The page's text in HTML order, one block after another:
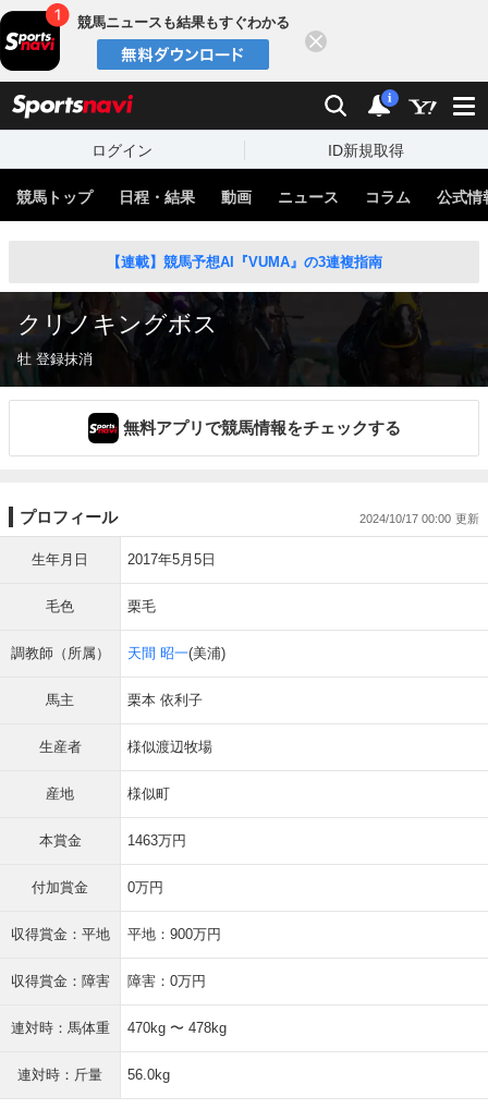
競馬ニュースも結果もすぐわかる
検索 通知
i
ログイン ID新規取得
競馬トップ 日程・結果 動画 ニュース コラム 公式情
【連載】競馬予想AI『VUMA』の3連複指南
クリノキングボス
牡 登録抹消
無料アプリで競馬情報をチェックする
プロフィール 2024/10/17 00:00
生年月日 2017年5月5日
毛色 栗毛
調教師（所属） 天間 昭一(美浦)
馬主 栗本 依利子
生産者 様似渡辺牧場
産地 様似町
本賞金 1463万円
付加賞金 0万円
収得賞金：平地 平地：900万円
収得賞金：障害 障害：0万円
連対時：馬体重 470kg 〜 478kg
連対時：斤量 56.0kg